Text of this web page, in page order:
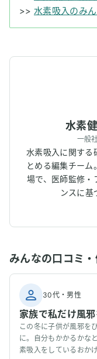
>> 水素吸入のみ
水素
一般
水素吸入に関する
とめる編集チー
場で、医師監修・
ンスに基
みんなの口コミ
30代・男性
家族で私だけ風
この冬に子供が風邪を
に。自分もかかるかな
素吸入をしているおか